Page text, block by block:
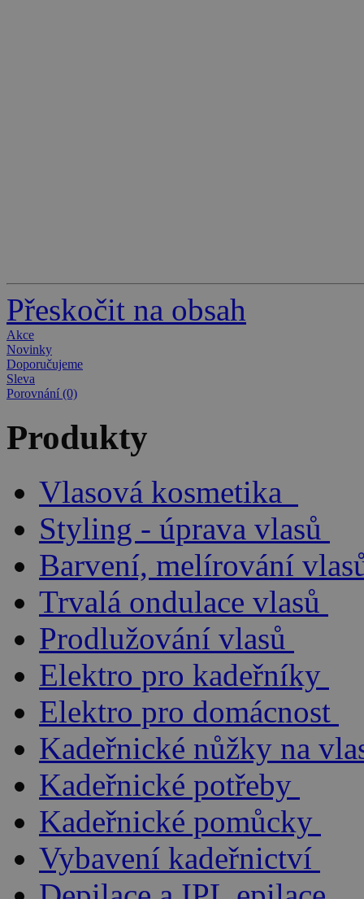
Přeskočit na obsah
Akce
Novinky
Doporučujeme
Sleva
Porovnání (0)
Produkty
Vlasová kosmetika
Styling - úprava vlasů
Barvení, melírování
Trvalá ondulace vlasů
Prodlužování vlasů
Elektro pro kadeřníky
Elektro pro domácnost
Kadeřnické nůžky na
Kadeřnické potřeby
Kadeřnické pomůcky
Vybavení kadeřnictví